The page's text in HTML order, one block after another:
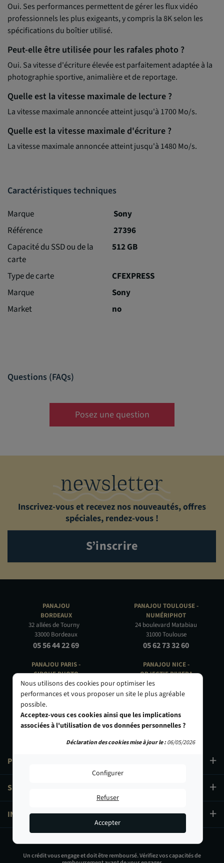
679,00 €
Oui. Ses performances permettent de gérer les flux vidéo
professionnels les plus exigeants, y compris la 8K selon les
spécifications du boîtier utilisé.
Peut-elle être utilisée pour les rafales photo ?
Oui. Sa vitesse d'écriture élevée est parfaitement adaptée à la
photographie sportive, animalière et de reportage.
Quelle est la vitesse maximale de lecture ?
La vitesse maximale annoncée atteint jusqu'à 1700 Mo/s.
Quelle est la vitesse maximale d'écriture ?
La vitesse maximale annoncée atteint jusqu'à 1480 Mo/s.
Caractéristiques techniques
Marque
Sony
Référence
27396
Capacité du SSD ou de la
carte
512 GB
Type de carte
CFEXPRESS
Marque
Sony
Market
no
Questions (FAQs)
Posez une question
newsletter
Inscrivez-vous et recevez nos nouveautés, offres
spéciales, rendez-vous !
S’inscrire
PANAJOU
BORDEAUX
32 allées de Tourny
33000 Bordeaux
05 56 44 22 69
PANAJOU PARIS -
CIRQUE PHOTO
9, bd des Filles-du-Calvaire
75003 Paris
01 40 29 91 91
PRODUITS
SERVICES
INFORMATIONS
PANAJOU TOULOUSE -
NUMÉRIPHOT
24 boulevard Matabiau
31000 Toulouse
05 62 73 32 60
PANAJOU NICE -
OBJECTIF RIVIERA
24 Rue de l'Hôtel des Postes
06000 Nice
Un crédit vous engage et doit être remboursé. Vérifiez vos capacités de
Nous utilisons des cookies pour optimiser les
performances et vous proposer un site le plus agréable
possible.
Acceptez-vous ces cookies ainsi que les implications
associées à l'utilisation de vos données personnelles ?
Configurer
Refuser
Accepter
Déclaration des cookies mise à jour le :06/05/2026